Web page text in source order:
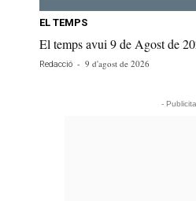
EL TEMPS
El temps avui 9 de Agost de
Redacció - 9 d'agost de 2026
-